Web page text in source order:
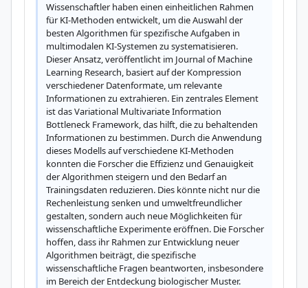
Wissenschaftler haben einen einheitlichen Rahmen
für KI-Methoden entwickelt, um die Auswahl der
besten Algorithmen für spezifische Aufgaben in
multimodalen KI-Systemen zu systematisieren.
Dieser Ansatz, veröffentlicht im Journal of Machine
Learning Research, basiert auf der Kompression
verschiedener Datenformate, um relevante
Informationen zu extrahieren. Ein zentrales Element
ist das Variational Multivariate Information
Bottleneck Framework, das hilft, die zu behaltenden
Informationen zu bestimmen. Durch die Anwendung
dieses Modells auf verschiedene KI-Methoden
konnten die Forscher die Effizienz und Genauigkeit
der Algorithmen steigern und den Bedarf an
Trainingsdaten reduzieren. Dies könnte nicht nur die
Rechenleistung senken und umweltfreundlicher
gestalten, sondern auch neue Möglichkeiten für
wissenschaftliche Experimente eröffnen. Die Forscher
hoffen, dass ihr Rahmen zur Entwicklung neuer
Algorithmen beiträgt, die spezifische
wissenschaftliche Fragen beantworten, insbesondere
im Bereich der Entdeckung biologischer Muster.